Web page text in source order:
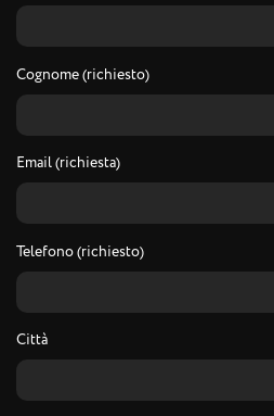
Cognome (richiesto)
Email (richiesta)
Telefono (richiesto)
Città